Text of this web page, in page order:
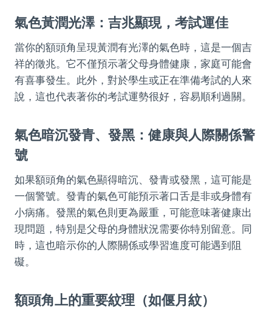
氣色黃潤光澤：吉兆顯現，考試運佳
當你的額頭角呈現黃潤有光澤的氣色時，這是一個吉
祥的徵兆。它不僅預示著父母身體健康，家庭可能會
有喜事發生。此外，對於學生或正在準備考試的人來
說，這也代表著你的考試運勢很好，容易順利過關。
氣色暗沉發青、發黑：健康與人際關係警
號
如果額頭角的氣色顯得暗沉、發青或發黑，這可能是
一個警號。發青的氣色可能預示著口舌是非或身體有
小病痛。發黑的氣色則更為嚴重，可能意味著健康出
現問題，特別是父母的身體狀況需要你特別留意。同
時，這也暗示你的人際關係或學習進度可能遇到阻
礙。
額頭角上的重要紋理（如偃月紋）